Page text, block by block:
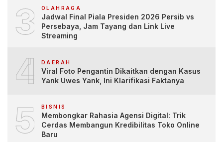
3 OLAHRAGA
Jadwal Final Piala Presiden 2026 Persib vs
Persebaya, Jam Tayang dan Link Live
Streaming
4 DAERAH
Viral Foto Pengantin Dikaitkan dengan Kasus
Yank Uwes Yank, Ini Klarifikasi Faktanya
5 BISNIS
Membongkar Rahasia Agensi Digital: Trik
Cerdas Membangun Kredibilitas Toko Online
Baru